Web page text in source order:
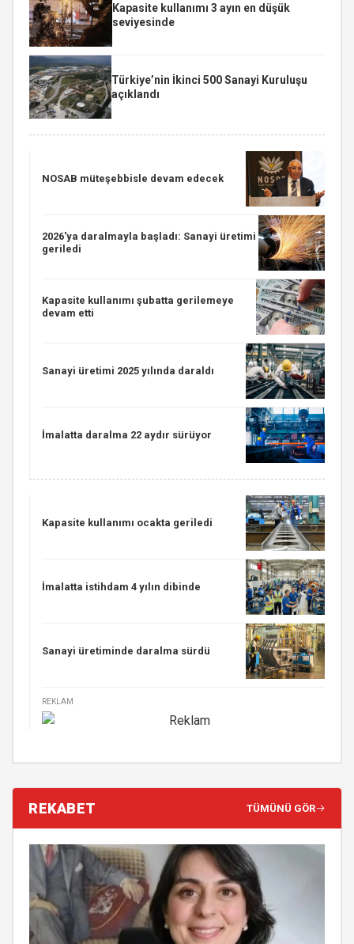
Kapasite kullanımı 3 ayın en düşük
seviyesinde
Türkiye’nin İkinci 500 Sanayi Kuruluşu
açıklandı
NOSAB müteşebbisle devam edecek
2026'ya daralmayla başladı: Sanayi üretimi
geriledi
Kapasite kullanımı şubatta gerilemeye
devam etti
Sanayi üretimi 2025 yılında daraldı
İmalatta daralma 22 aydır sürüyor
Kapasite kullanımı ocakta geriledi
İmalatta istihdam 4 yılın dibinde
Sanayi üretiminde daralma sürdü
REKLAM
REKABET TÜMÜNÜ GÖR